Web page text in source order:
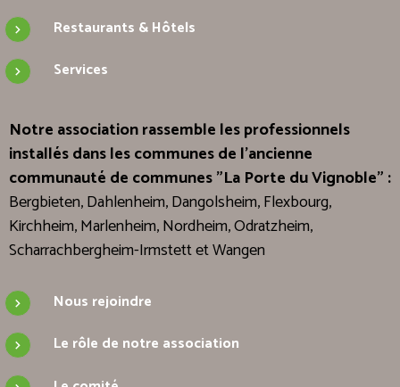
Restaurants & Hôtels
Services
Notre association rassemble les professionnels
installés dans les communes de l'ancienne
communauté de communes "La Porte du Vignoble" :
Bergbieten, Dahlenheim, Dangolsheim, Flexbourg,
Kirchheim, Marlenheim, Nordheim, Odratzheim,
Scharrachbergheim-Irmstett et Wangen
Nous rejoindre
Le rôle de notre association